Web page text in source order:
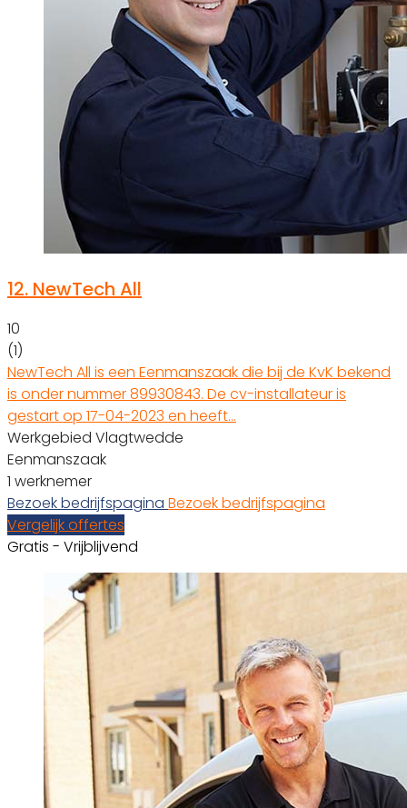
12. NewTech All
10
(1)
NewTech All is een Eenmanszaak die bij de KvK bekend
is onder nummer 89930843. De cv-installateur is
gestart op 17-04-2023 en heeft…
Werkgebied Vlagtwedde
Eenmanszaak
1 werknemer
Bezoek bedrijfspagina Bezoek bedrijfspagina
Vergelijk offertes
Gratis - Vrijblijvend